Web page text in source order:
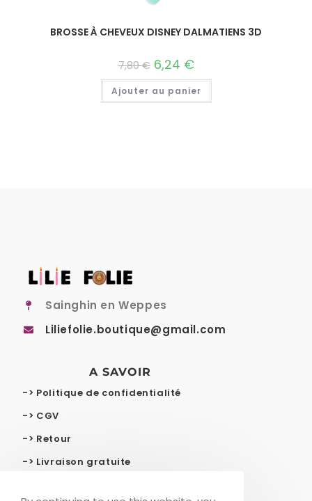
BROSSE À CHEVEUX DISNEY DALMATIENS 3D
7,80€ 6,24 €
Ajouter au panier
Sainghin en Weppes
Liliefolie.boutique@gmail.com
A SAVOIR
-> Politique de confidentialité
-> CGV
-> Retour
-> Livraison gratuite